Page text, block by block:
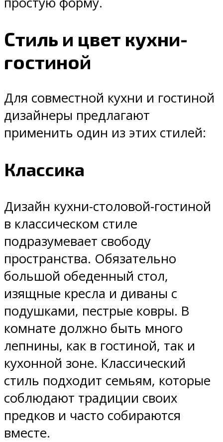
Стиль и цвет кухни-
гостиной
Для совместной кухни и гостиной
дизайнеры предлагают
применить один из этих стилей:
Классика
Дизайн кухни-столовой-гостиной
в классическом стиле
подразумевает свободу
пространства. Обязательно
большой обеденный стол,
изящные кресла и диваны с
подушками, пестрые ковры. В
комнате должно быть много
лепнины, как в гостиной, так и
кухонной зоне. Классический
стиль подходит семьям, которые
соблюдают традиции своих
предков и часто собираются
вместе.